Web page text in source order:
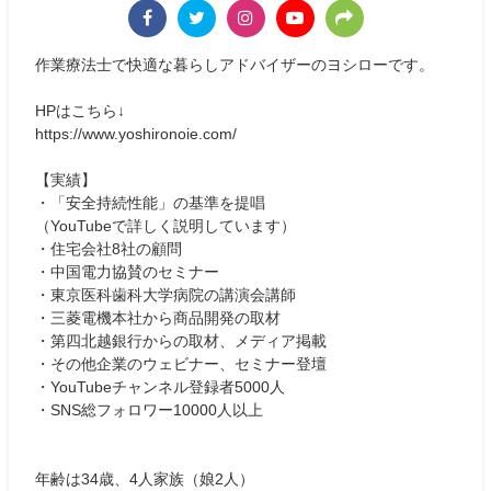
作業療法士で快適な暮らしアドバイザーのヨシローです。
HPはこちら↓
https://www.yoshironoie.com/
【実績】
・「安全持続性能」の基準を提唱
（YouTubeで詳しく説明しています）
・住宅会社8社の顧問
・中国電力協賛のセミナー
・東京医科歯科大学病院の講演会講師
・三菱電機本社から商品開発の取材
・第四北越銀行からの取材、メディア掲載
・その他企業のウェビナー、セミナー登壇
・YouTubeチャンネル登録者5000人
・SNS総フォロワー10000人以上
年齢は34歳、4人家族（娘2人）